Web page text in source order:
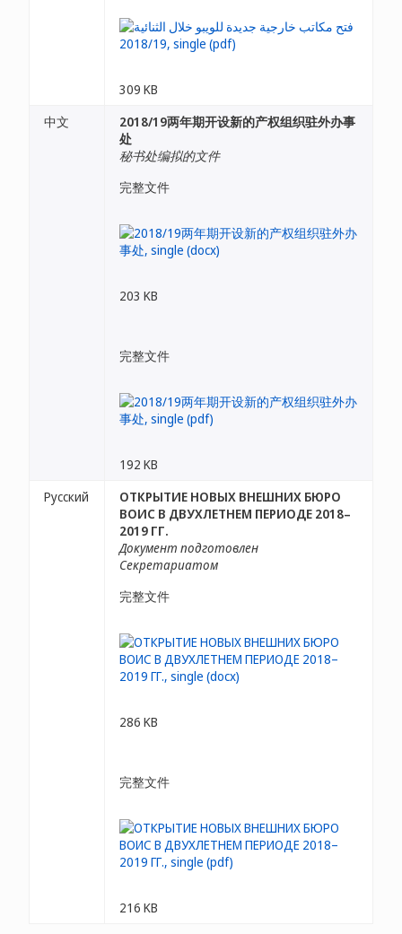
309 KB
中文
2018/19两年期开设新的产权组织驻外办事
处
秘书处编拟的文件
完整文件
203 KB
完整文件
192 KB
Русский
ОТКРЫТИЕ НОВЫХ ВНЕШНИХ БЮРО
ВОИС В ДВУХЛЕТНЕМ ПЕРИОДЕ 2018–
2019 ГГ.
Документ подготовлен
Секретариатом
完整文件
286 KB
完整文件
216 KB